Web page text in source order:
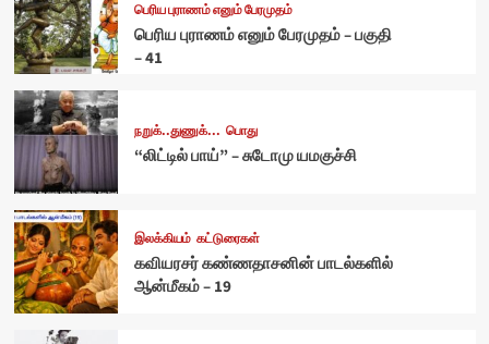
பெரிய புராணம் எனும் பேரமுதம்
பெரிய புராணம் எனும் பேரமுதம் – பகுதி
– 41
நறுக்..துணுக்... பொது
“லிட்டில் பாய்” – சுடோமு யமகுச்சி
இலக்கியம் கட்டுரைகள்
கவியரசர் கண்ணதாசனின் பாடல்களில்
ஆன்மீகம் – 19